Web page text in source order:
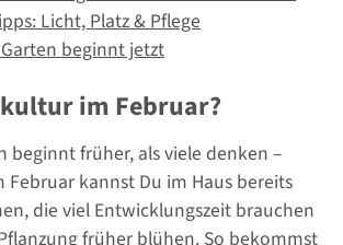
Licht, Platz & Pflege
beginnt jetzt
im Februar?
beginnt früher, als viele denken –
Februar kannst Du im Haus bereits
die viel Entwicklungszeit brauchen
früher blühen. So bekommst